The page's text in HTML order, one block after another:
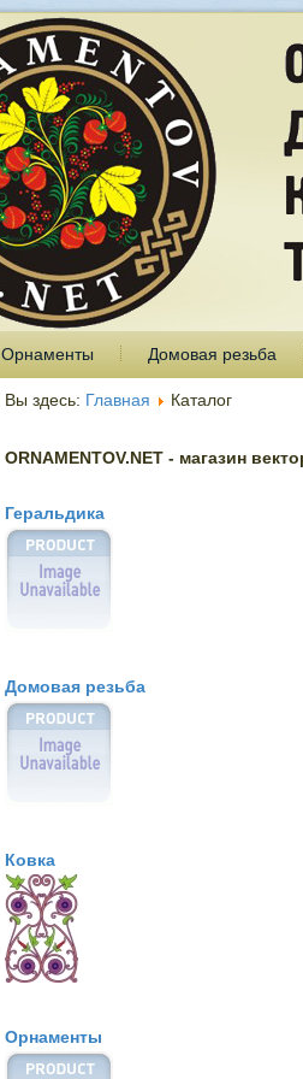
Орнаменты Домовая резьба
Вы здесь: Главная Каталог
ORNAMENTOV.NET - магазин
Геральдика
Домовая резьба
Ковка
Орнаменты